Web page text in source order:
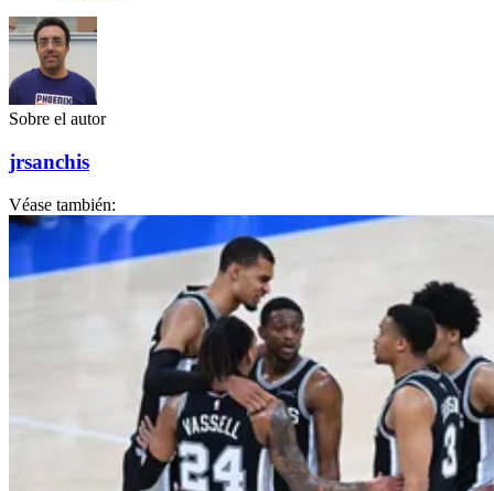
Sobre el autor
jrsanchis
Véase también: